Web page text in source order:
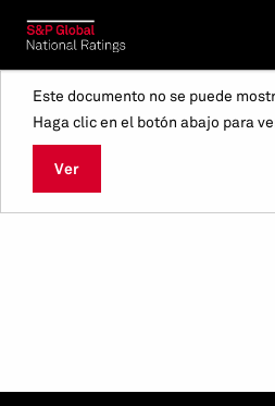
Este documento no se puede
Haga clic en el botón abajo para
Ver